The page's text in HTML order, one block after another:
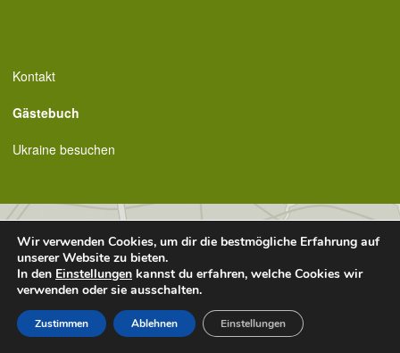
Kontakt
Gästebuch
Ukraine besuchen
Wir verwenden Cookies, um dir die bestmögliche Erfahrung auf
unserer Website zu bieten.
In den Einstellungen kannst du erfahren, welche Cookies wir
verwenden oder sie ausschalten.
Zustimmen Ablehnen Einstellungen